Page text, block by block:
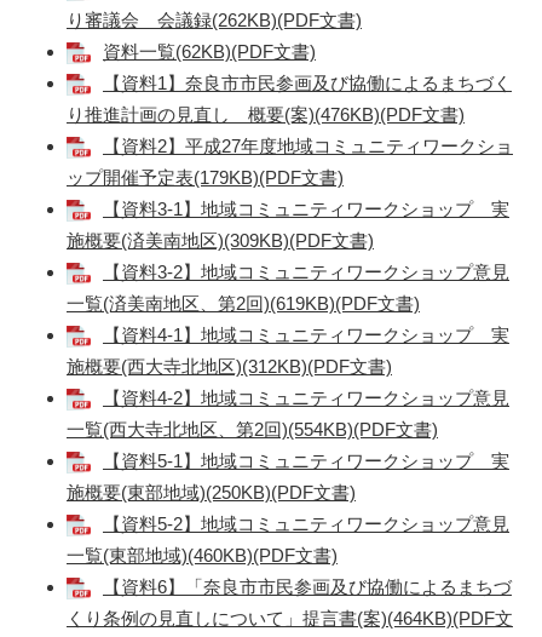
り審議会 会議録(262KB)(PDF文書)
資料一覧(62KB)(PDF文書)
【資料1】奈良市市民参画及び協働によるまちづく
り推進計画の見直し 概要(案)(476KB)(PDF文書)
【資料2】平成27年度地域コミュニティワークショ
ップ開催予定表(179KB)(PDF文書)
【資料3-1】地域コミュニティワークショップ 実
施概要(済美南地区)(309KB)(PDF文書)
【資料3-2】地域コミュニティワークショップ意見
一覧(済美南地区、第2回)(619KB)(PDF文書)
【資料4-1】地域コミュニティワークショップ 実
施概要(西大寺北地区)(312KB)(PDF文書)
【資料4-2】地域コミュニティワークショップ意見
一覧(西大寺北地区、第2回)(554KB)(PDF文書)
【資料5-1】地域コミュニティワークショップ 実
施概要(東部地域)(250KB)(PDF文書)
【資料5-2】地域コミュニティワークショップ意見
一覧(東部地域)(460KB)(PDF文書)
【資料6】「奈良市市民参画及び協働によるまちづ
くり条例の見直しについて」提言書(案)(464KB)(PDF文